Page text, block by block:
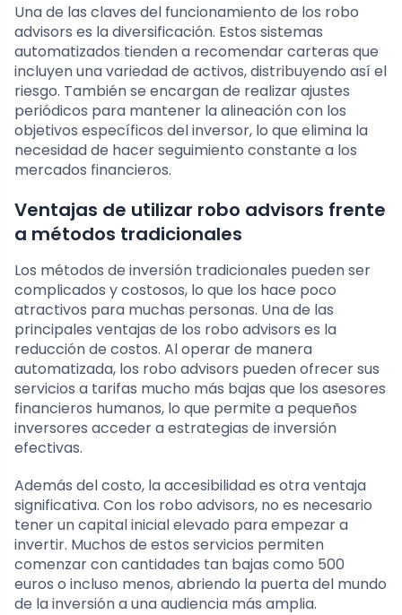
Una de las claves del funcionamiento de los robo
advisors es la diversificación. Estos sistemas
automatizados tienden a recomendar carteras que
incluyen una variedad de activos, distribuyendo así el
riesgo. También se encargan de realizar ajustes
periódicos para mantener la alineación con los
objetivos específicos del inversor, lo que elimina la
necesidad de hacer seguimiento constante a los
mercados financieros.
Ventajas de utilizar robo advisors frente
a métodos tradicionales
Los métodos de inversión tradicionales pueden ser
complicados y costosos, lo que los hace poco
atractivos para muchas personas. Una de las
principales ventajas de los robo advisors es la
reducción de costos. Al operar de manera
automatizada, los robo advisors pueden ofrecer sus
servicios a tarifas mucho más bajas que los asesores
financieros humanos, lo que permite a pequeños
inversores acceder a estrategias de inversión
efectivas.
Además del costo, la accesibilidad es otra ventaja
significativa. Con los robo advisors, no es necesario
tener un capital inicial elevado para empezar a
invertir. Muchos de estos servicios permiten
comenzar con cantidades tan bajas como 500
euros o incluso menos, abriendo la puerta del mundo
de la inversión a una audiencia más amplia.